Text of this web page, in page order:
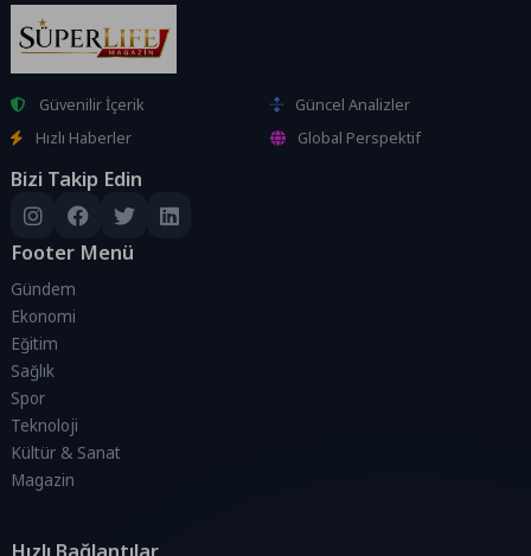
Güvenilir İçerik
Güncel Analizler
Hızlı Haberler
Global Perspektif
Bizi Takip Edin
Footer Menü
Gündem
Ekonomi
Eğitim
Sağlık
Spor
Teknoloji
Kültür & Sanat
Magazin